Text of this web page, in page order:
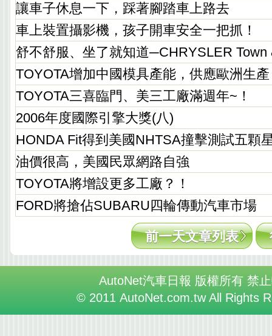
讓車子休息一下，踩著腳踏車上路去
車上裝置攝影機，孩子開車安全一把抓！
舒不舒服、坐了就知道─CHRYSLER Town
TOYOTA增加中國模具產能，供應歐洲生
TOYOTA三喜臨門、美三工廠滿週年~！
2006年度國際引擎大獎(八)
HONDA Fit得到美國NHTSA撞擊測試五顆
油價很高，美國民眾網路自強
TOYOTA將增設更多工廠？！
FORD將搶佔SUBARU四輪傳動汽車市場
前一天文章列表
AutoNet汽車日報 版權所有 禁
© 2011 AutoNet.com.tw All Rights